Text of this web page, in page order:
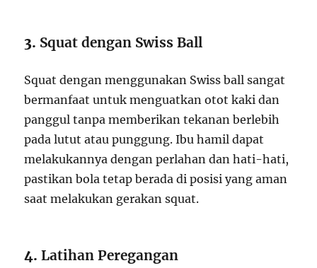
3. Squat dengan Swiss Ball
Squat dengan menggunakan Swiss ball sangat
bermanfaat untuk menguatkan otot kaki dan
panggul tanpa memberikan tekanan berlebih
pada lutut atau punggung. Ibu hamil dapat
melakukannya dengan perlahan dan hati-hati,
pastikan bola tetap berada di posisi yang aman
saat melakukan gerakan squat.
4.Latihan Peregangan